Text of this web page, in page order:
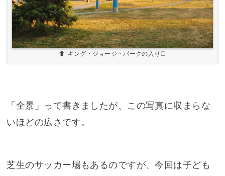
キング・ジョージ・パークの入り口
「全景」って書きましたが、この写真に収まらな
いほどの広さです。
芝生のサッカー場もあるのですが、今回は子ども